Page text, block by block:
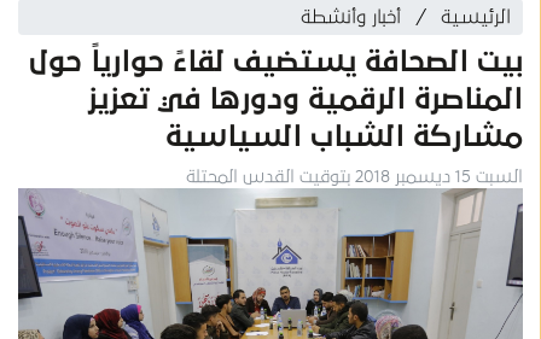
الرئيسية أخبار وأنشطة
بيت الصحافة يستضيف لقاءً حوارياً حول
المناصرة الرقمية ودورها في تعزيز
مشاركة الشباب السياسية
السبت 15 ديسمبر 2018 بتوقيت القدس المحتلة